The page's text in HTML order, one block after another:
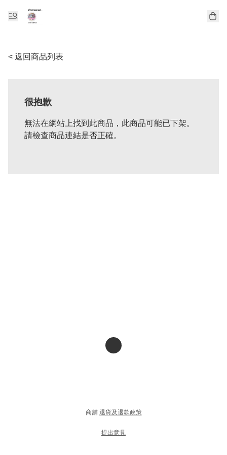
< 返回商品列表
很抱歉
無法在網站上找到此商品，此商品可能已下架。
請檢查商品連結是否正確。
商舖 退貨及退款政策
提出意見